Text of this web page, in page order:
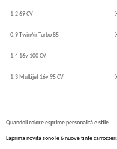
1.2 69 CV
0.9 TwinAir Turbo 85
1.4 16v 100 CV
1.3 Multijet 16v 95 CV
Quandoil colore esprime personalità e stile
Laprima novità sono le 6 nuove tinte